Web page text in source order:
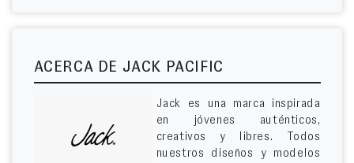
ACERCA DE JACK PACIFIC
Jack es una marca inspirada
en jóvenes auténticos,
creativos y libres. Todos
nuestros diseños y modelos